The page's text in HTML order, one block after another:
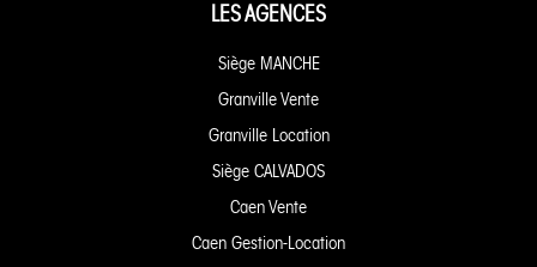
LES AGENCES
Siège MANCHE
Granville Vente
Granville Location
Siège CALVADOS
Caen Vente
Caen Gestion-Location